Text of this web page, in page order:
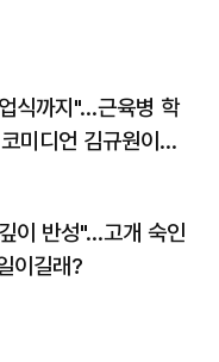
식까지"…근육병 학
미디언 김규원이었
이 반성"…고개 숙인
이길래?